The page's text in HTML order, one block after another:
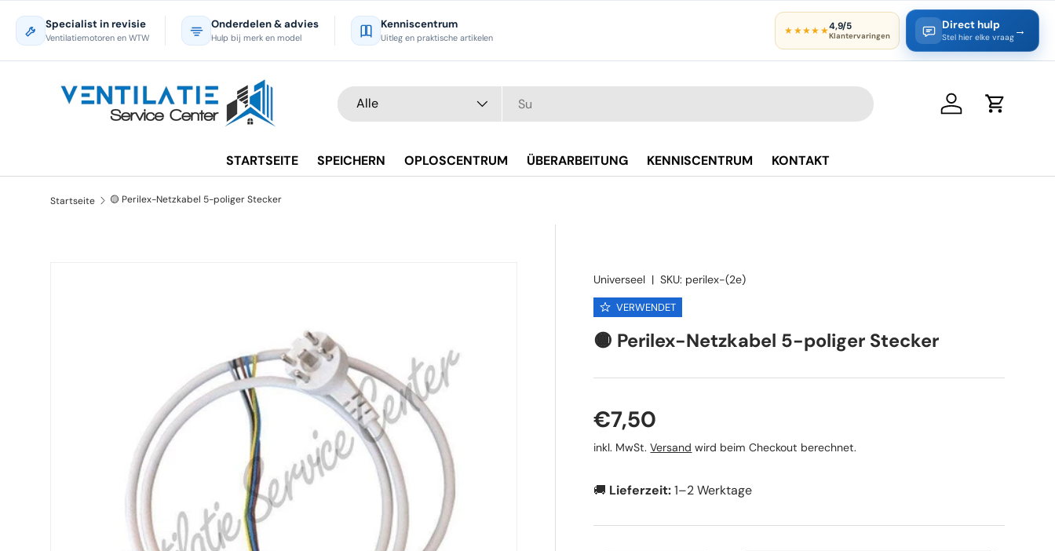
Direkt zum Inhalt
Specialist in revisie
Ventilatiemotoren en WTW
Onderdelen & advies
Hulp bij merk en model
Kenniscentrum
Uitleg en praktische artikelen
★★★★★4,9/5
Klantervaringen
Direct hulp
Stel hier elke vraag →
Suchen
Art
Alle Einloggen
STARTSEITE SPEICHERN OPLOSCENTRUM ÜBERARBEITUNG KENNISCENTRUM KONTAKT
Startseite 🟡 Perilex-Netzkabel 5-poliger Stecker
Universeel |SKU: perilex-(2e)
VERWENDET
🟡 Perilex-Netzkabel 5-poliger Stecker
Normaler Preis
€7,50
inkl. MwSt.Versand wird beim Checkout berechnet.
🚚 Lieferzeit:1–2 Werktage